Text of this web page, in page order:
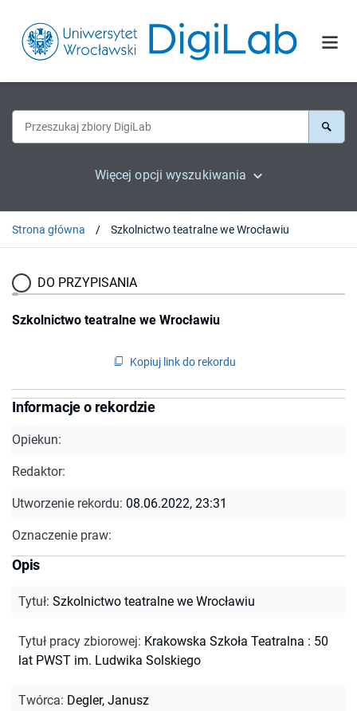
Więcej opcji wyszukiwania
Strona główna Szkolnictwo teatralne we Wrocławiu
DO PRZYPISANIA
Szkolnictwo teatralne we Wrocławiu
Kopiuj link do rekordu
Informacje o rekordzie
Opiekun:
Redaktor:
Utworzenie rekordu: 08.06.2022, 23:31
Oznaczenie praw:
Opis
Tytuł: Szkolnictwo teatralne we Wrocławiu
Tytuł pracy zbiorowej: Krakowska Szkoła Teatralna : 50
lat PWST im. Ludwika Solskiego
Twórca: Degler, Janusz